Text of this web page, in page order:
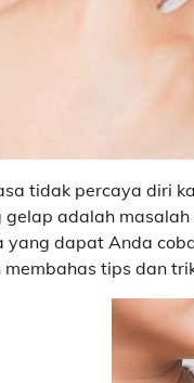
tidak percaya diri
gelap adalah
yang dapat Anda
tips dan